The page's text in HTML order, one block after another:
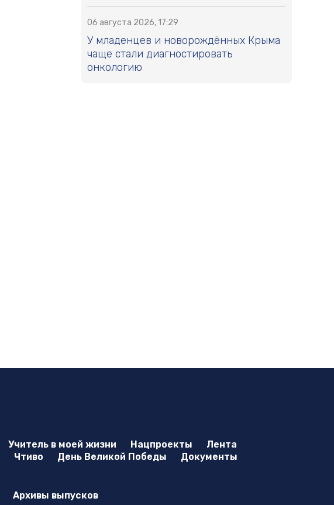
06 августа 2026, 17:29
У младенцев и новорождённых Крыма
чаще стали диагностировать
онкологию
Учитель в моей жизни Нацпроекты
Лента
Чтиво День Великой Победы
Документы
Архивы выпусков